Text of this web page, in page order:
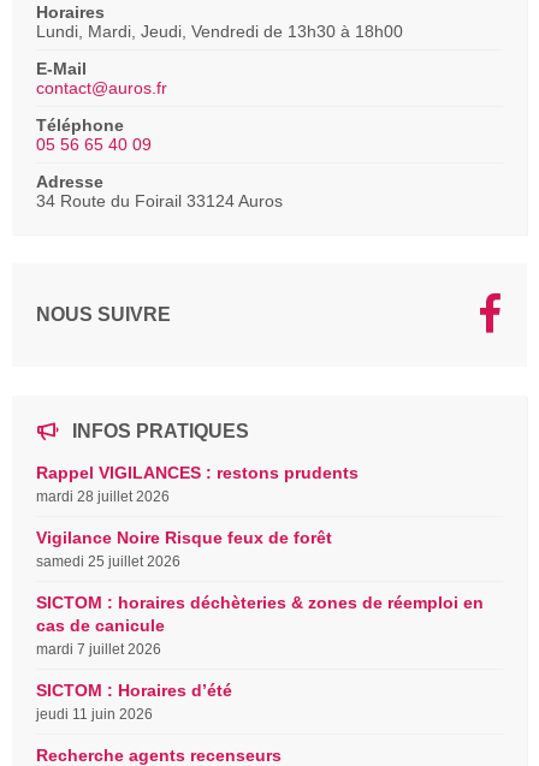
Horaires
Lundi, Mardi, Jeudi, Vendredi de 13h30 à 18h00
E-Mail
contact@auros.fr
Téléphone
05 56 65 40 09
Adresse
34 Route du Foirail 33124 Auros
NOUS SUIVRE
INFOS PRATIQUES
Rappel VIGILANCES : restons prudents
mardi 28 juillet 2026
Vigilance Noire Risque feux de forêt
samedi 25 juillet 2026
SICTOM : horaires déchèteries & zones de réemploi en
cas de canicule
mardi 7 juillet 2026
SICTOM : Horaires d’été
jeudi 11 juin 2026
Recherche agents recenseurs